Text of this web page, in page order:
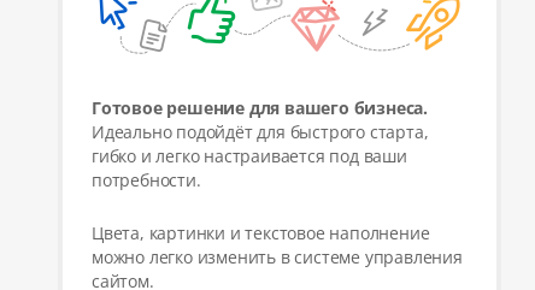
Готовое решение для вашего бизнеса.
Идеально подойдёт для быстрого старта,
гибко и легко настраивается под ваши
потребности.
Цвета, картинки и текстовое наполнение
можно легко изменить в системе управления
сайтом.